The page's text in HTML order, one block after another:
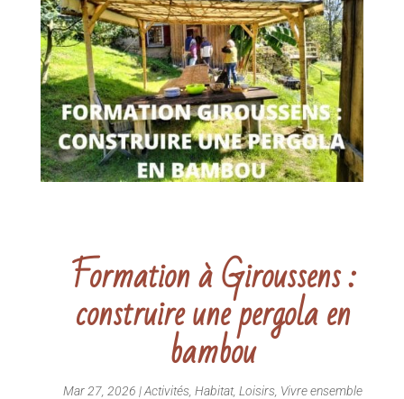
Formation à Giroussens :
construire une pergola en
bambou
Mar 27, 2026 |Activités, Habitat, Loisirs, Vivre ensemble